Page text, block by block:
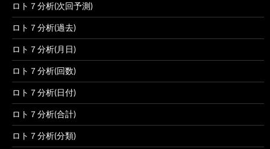
ロト７分析(次回予測)
ロト７分析(過去)
ロト７分析(月日)
ロト７分析(回数)
ロト７分析(日付)
ロト７分析(合計)
ロト７分析(分類)